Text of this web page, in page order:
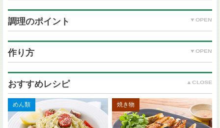
にら：1/2 束 (50 g)
玉ねぎ：1/6 個 (30 g)
(A) 片栗粉：20 g
(A) 卵：1 個
(A) 水 (缶汁と合わせて)：120 ml
ごま油：大さじ 2
＜タレ＞
調理のポイント
作り方
おすすめレシピ
めん類 焼き物